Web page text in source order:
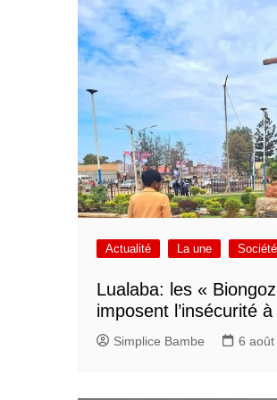
Actualité La une
Lualaba: les «
imposent l’insécurité
Simplice Bambe 6 août